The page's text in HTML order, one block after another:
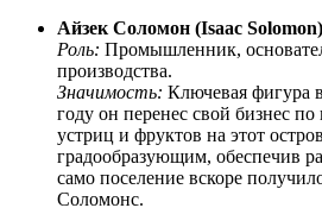
Айзек Соломон (Isaac Solomon)
Роль: Промышленник,
производства.
Значимость: Ключевая фигура
году он перенес свой бизнес
устриц и фруктов на этот
градообразующим, обеспечив
само поселение вскоре
Соломонс.